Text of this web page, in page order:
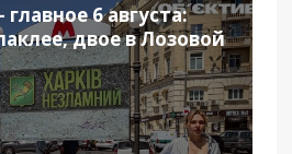
6 августа:
двое в Лозовой